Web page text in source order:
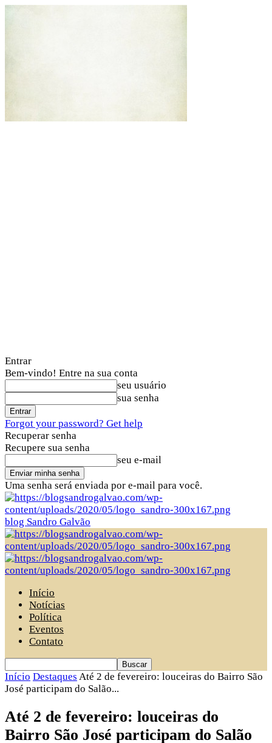
Entrar
Bem-vindo! Entre na sua conta
seu usuário
sua senha
Forgot your password? Get help
Recuperar senha
Recupere sua senha
seu e-mail
Uma senha será enviada por e-mail para você.
blog Sandro Galvão
Início
Notícias
Política
Eventos
Contato
Início Destaques Até 2 de fevereiro: louceiras do Bairro São
José participam do Salão...
Até 2 de fevereiro: louceiras do
Bairro São José participam do Salão